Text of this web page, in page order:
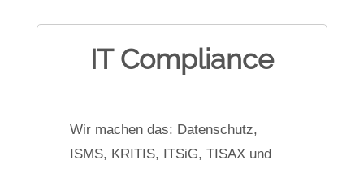
IT Compliance
Wir machen das: Datenschutz,
ISMS, KRITIS, ITSiG, TISAX und